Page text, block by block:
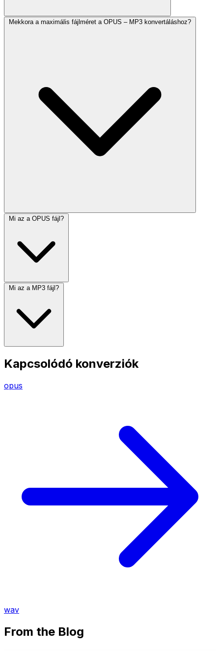
Mekkora a maximális fájlméret a OPUS – MP3 konvertáláshoz?
Mi az a OPUS fájl?
Mi az a MP3 fájl?
Kapcsolódó konverziók
opus
wav
From the Blog